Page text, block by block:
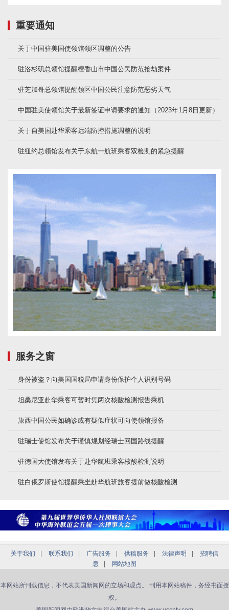
重要通知
关于中国驻美国使领馆领区调整的公告
驻洛杉矶总领馆提醒檀香山市中国公民防范抢劫案件
驻芝加哥总领馆提醒领区中国公民注意防范恶劣天气
中国驻美使领馆关于最新签证申请要求的通知（2023年1月8日更新）
关于自美国赴华乘客远端防控措施调整的说明
驻纽约总领馆发布关于东航一航班乘客双检测的紧急提醒
服务之窗
身份被盗？向美国国税局申请身份保护个人识别号码
坦桑尼亚赴华乘客可暂时凭两次核酸检测报告乘机
旅西中国公民如确诊或有疑似症状可向使领馆报备
驻瑞士使馆发布关于谨慎规划经瑞士回国路线提醒
驻德国大使馆发布关于赴华航班乘客核酸检测说明
驻白俄罗斯使馆提醒乘坐赴华航班旅客提前做核酸检测
关于我们 联系我们 广告服务 供稿服务 法律声明
招聘信
息
网站地图
本网站所刊载信息，不代表美国新闻网的立场和观点。 刊用本网站稿件，务经书面授
权。